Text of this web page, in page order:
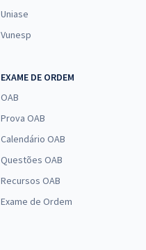
Uniase
Vunesp
EXAME DE ORDEM
OAB
Prova OAB
Calendário OAB
Questões OAB
Recursos OAB
Exame de Ordem